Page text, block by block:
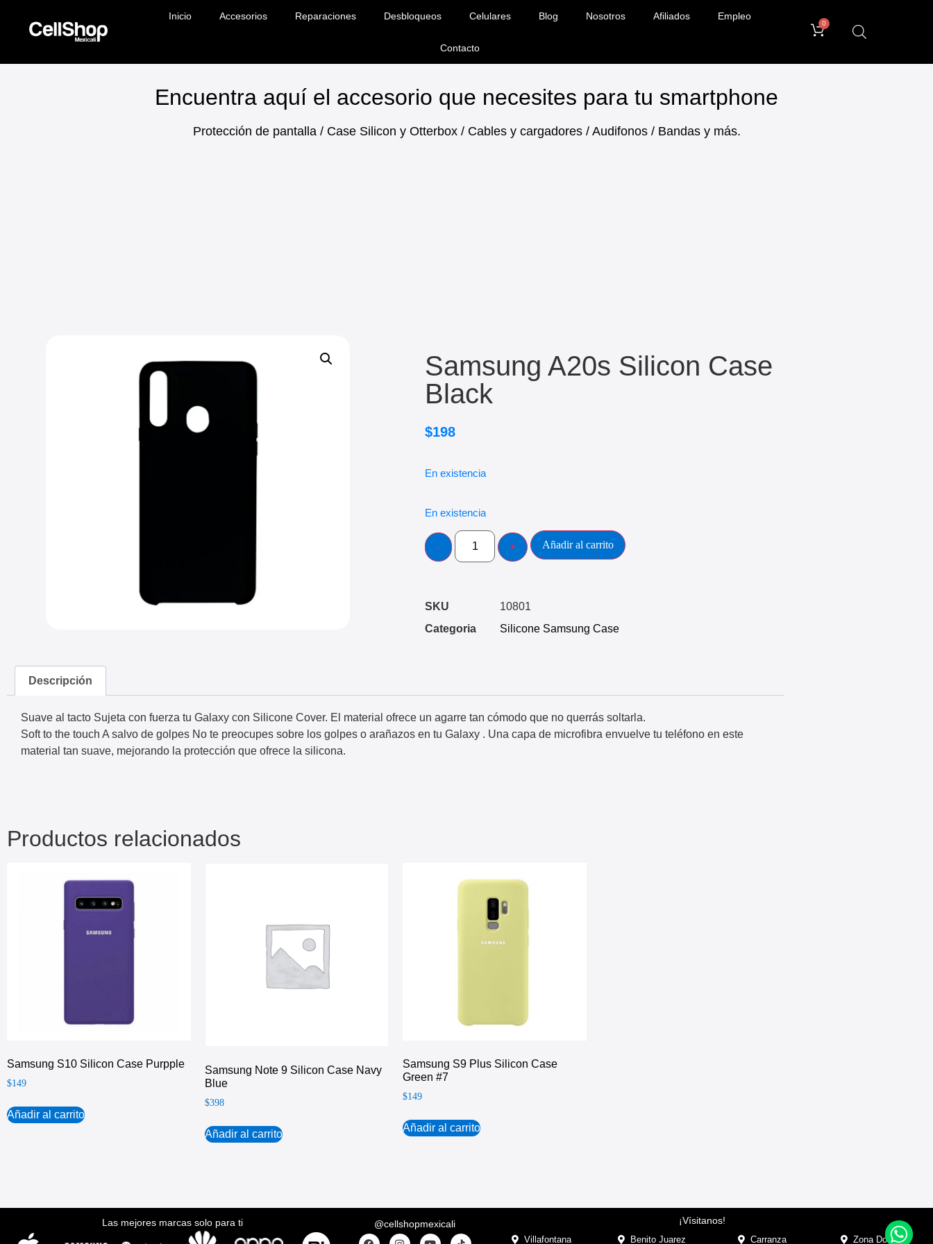
Inicio Accesorios Reparaciones Desbloqueos Celulares Blog Nosotros Afiliados Empleo
Contacto
0
Encuentra aquí el accesorio que necesites para tu smartphone
Protección de pantalla / Case Silicon y Otterbox / Cables y cargadores / Audifonos / Bandas y más.
Samsung A20s Silicon Case
Black
$198
En existencia
En existencia
Añadir al carrito
SKU
10801
Categoria
Silicone Samsung Case
Descripción
Suave al tacto Sujeta con fuerza tu Galaxy con Silicone Cover. El material ofrece un agarre tan cómodo que no querrás soltarla.
Soft to the touch A salvo de golpes No te preocupes sobre los golpes o arañazos en tu Galaxy . Una capa de microfibra envuelve tu teléfono en este
material tan suave, mejorando la protección que ofrece la silicona.
Productos relacionados
Samsung S10 Silicon Case Purpple
$149
Añadir al carrito
Samsung Note 9 Silicon Case Navy
Blue
$398
Añadir al carrito
Samsung S9 Plus Silicon Case
Green #7
$149
Añadir al carrito
Las mejores marcas solo para ti @cellshopmexicali ¡Vísitanos!
Villafontana Benito Juarez Carranza Zona Dorada